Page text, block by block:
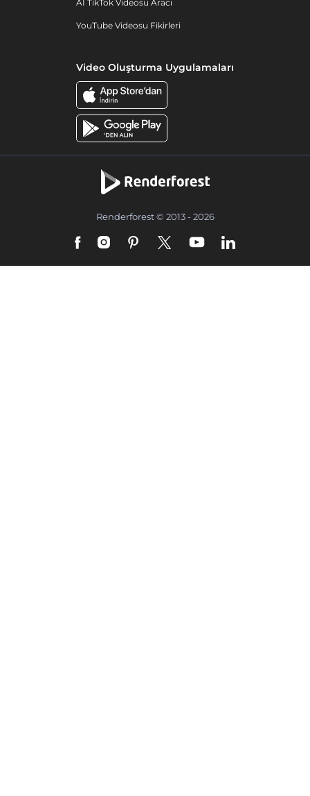
AI TikTok Videosu Aracı
YouTube Videosu Fikirleri
Video Oluşturma Uygulamaları
Renderforest © 2013 - 2026